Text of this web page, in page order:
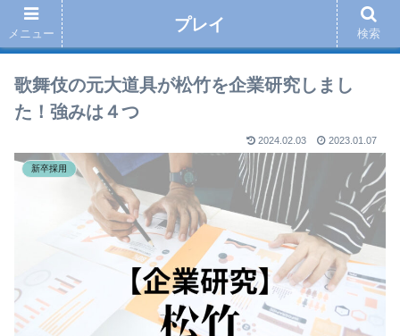
歌舞伎の元大道具が松竹を企業研究しまし
た！強みは４つ
2024.02.03 2023.01.07
新卒採用
メニュー プレイ 検索